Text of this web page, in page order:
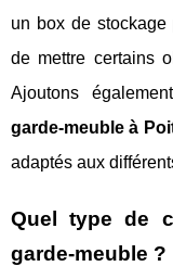
un box de
de mettre certains
Ajoutons
garde-meuble à
adaptés aux
Quel type de
garde-meuble ?